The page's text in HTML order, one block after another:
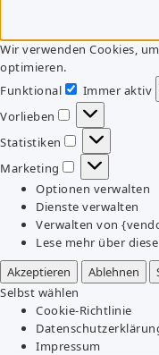
Wir verwenden Cookies,
optimieren.
Funktional
Funktional
Immer aktiv
Vorlieben
Vorlieben
Statistiken
Statistiken
Marketing
Marketing
Optionen verwalten
Dienste verwalten
Verwalten von
Lese mehr über
Akzeptieren
Ablehnen
Selbst wählen
Cookie-Richtlinie
Impressum